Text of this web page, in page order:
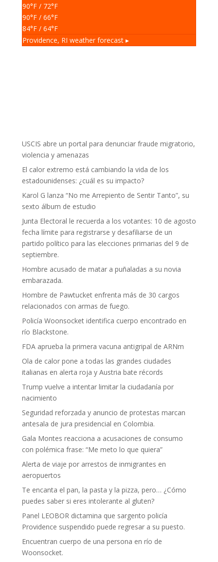
90°F/ 72°F
90°F/ 66°F
84°F/ 64°F
Providence, RI weather forecast ▸
USCIS abre un portal para denunciar fraude migratorio,
violencia y amenazas
El calor extremo está cambiando la vida de los
estadounidenses: ¿cuál es su impacto?
Karol G lanza “No me Arrepiento de Sentir Tanto”, su
sexto álbum de estudio
Junta Electoral le recuerda a los votantes: 10 de agosto
fecha límite para registrarse y desafiliarse de un
partido político para las elecciones primarias del 9 de
septiembre.
Hombre acusado de matar a puñaladas a su novia
embarazada.
Hombre de Pawtucket enfrenta más de 30 cargos
relacionados con armas de fuego.
Policía Woonsocket identifica cuerpo encontrado en
río Blackstone.
FDA aprueba la primera vacuna antigripal de ARNm
Ola de calor pone a todas las grandes ciudades
italianas en alerta roja y Austria bate récords
Trump vuelve a intentar limitar la ciudadanía por
nacimiento
Seguridad reforzada y anuncio de protestas marcan
antesala de jura presidencial en Colombia.
Gala Montes reacciona a acusaciones de consumo
con polémica frase: “Me meto lo que quiera”
Alerta de viaje por arrestos de inmigrantes en
aeropuertos
Te encanta el pan, la pasta y la pizza, pero… ¿Cómo
puedes saber si eres intolerante al gluten?
Panel LEOBOR dictamina que sargento policía
Providence suspendido puede regresar a su puesto.
Encuentran cuerpo de una persona en río de
Woonsocket.